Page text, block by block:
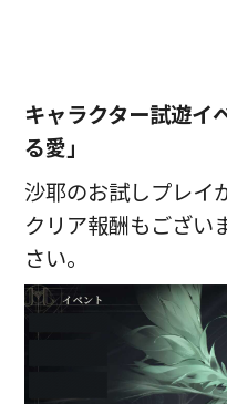
キャラクター試遊イ
る愛」
沙耶のお試しプレイ
クリア報酬もござい
さい。